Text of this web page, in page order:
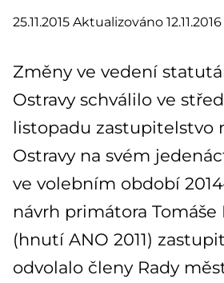
25.11.2015 Aktualizováno
Změny ve vedení
Ostravy schválilo ve
listopadu zastupitelstvo
Ostravy na svém
ve volebním období
návrh primátora Tomáše
(hnutí ANO 2011)
odvolalo členy Rady